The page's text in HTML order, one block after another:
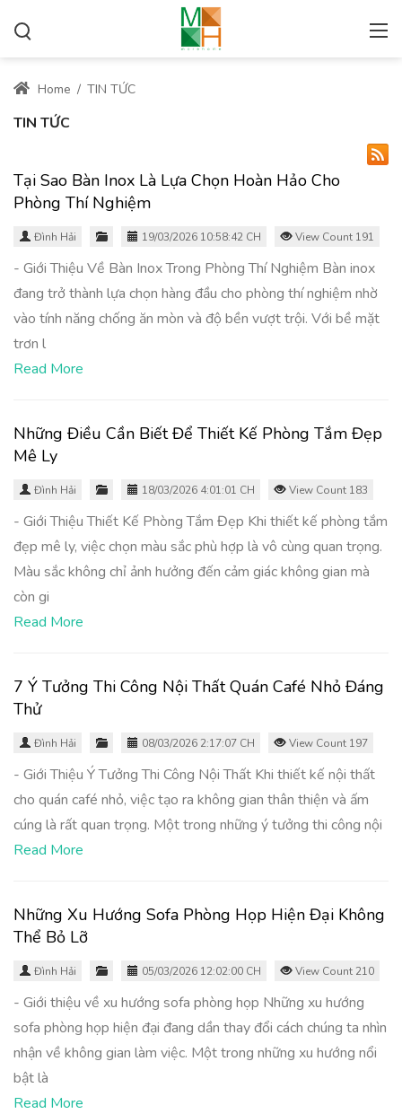
Home / TIN TỨC
TIN TỨC
Tại Sao Bàn Inox Là Lựa Chọn Hoàn Hảo Cho
Phòng Thí Nghiệm
Đình Hải 19/03/2026 10:58:42 CH View Count 191
- Giới Thiệu Về Bàn Inox Trong Phòng Thí Nghiệm Bàn inox
đang trở thành lựa chọn hàng đầu cho phòng thí nghiệm nhờ
vào tính năng chống ăn mòn và độ bền vượt trội. Với bề mặt
trơn l
Read More
Những Điều Cần Biết Để Thiết Kế Phòng Tắm Đẹp
Mê Ly
Đình Hải 18/03/2026 4:01:01 CH View Count 183
- Giới Thiệu Thiết Kế Phòng Tắm Đẹp Khi thiết kế phòng tắm
đẹp mê ly, việc chọn màu sắc phù hợp là vô cùng quan trọng.
Màu sắc không chỉ ảnh hưởng đến cảm giác không gian mà
còn gi
Read More
7 Ý Tưởng Thi Công Nội Thất Quán Café Nhỏ Đáng
Thử
Đình Hải 08/03/2026 2:17:07 CH View Count 197
- Giới Thiệu Ý Tưởng Thi Công Nội Thất Khi thiết kế nội thất
cho quán café nhỏ, việc tạo ra không gian thân thiện và ấm
cúng là rất quan trọng. Một trong những ý tưởng thi công nội
Read More
Những Xu Hướng Sofa Phòng Họp Hiện Đại Không
Thể Bỏ Lỡ
Đình Hải 05/03/2026 12:02:00 CH View Count 210
- Giới thiệu về xu hướng sofa phòng họp Những xu hướng
sofa phòng họp hiện đại đang dần thay đổi cách chúng ta nhìn
nhận về không gian làm việc. Một trong những xu hướng nổi
bật là
Read More